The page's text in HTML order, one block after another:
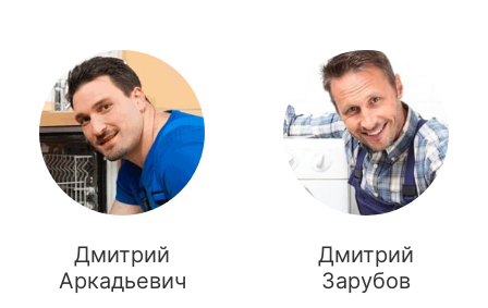
Дмитрий
Аркадьевич
Дмитрий
Зарубов